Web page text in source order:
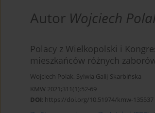
Autor Wojciech
Polacy z Wielkopolski i
mieszkańców różnych
Wojciech Polak, Sylwia Galij-Skarbińska
KMW 2021;311(1):52-69
DOI: https://doi.org/10.51974/kmw-135537